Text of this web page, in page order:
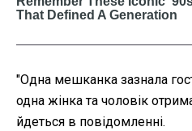
"Одна мешканка зазнала
одна жінка та чоловік
йдеться в повідомленні.